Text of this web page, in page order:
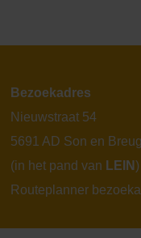
Bezoekadres
Nieuwstraat 54
5691 AD Son en
(in het pand van LEIN)
Routeplanner